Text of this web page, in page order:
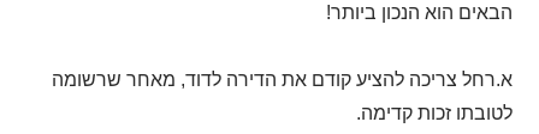
הבאים הוא הנכון ביותר!
א.רחל צריכה להציע קודם את הדירה לדוד, מאחר שרשומה
לטובתו זכות קדימה.